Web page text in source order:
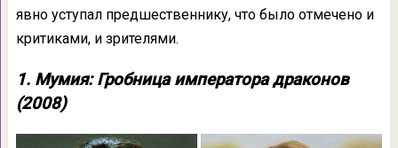
явно уступал предшественнику, что было отмечено и
критиками, и зрителями.
1. Мумия: Гробница императора драконов
(2008)